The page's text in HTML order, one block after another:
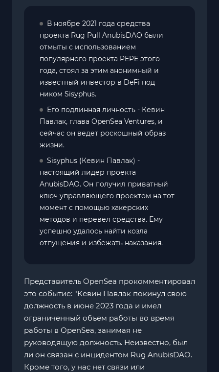
В ноябре 2021 года средства
проекта Rug Pull AnubisDAO были
отмыты с использованием
популярного проекта PEPE этого
года, стоял за этим анонимный и
известный инвестор в DeFi под
ником Sisyphus.
Его подлинная личность - Кевин
Павлак, глава OpenSea Ventures, и
сейчас он ведет роскошный образ
жизни.
Sisyphus (Кевин Павлак) -
настоящий лидер проекта
AnubisDAO. Он получил приватный
ключ управляющего проектом на тот
момент с помощью хакерских
методов и перевел средства. Ему
успешно удалось найти козла
отпущения и избежать наказания.
Представитель OpenSea прокомментировал
это событие: "Кевин Павлак покинул свою
должность в июне 2023 года и имел
ограниченный объем работы во время
работы в OpenSea, занимая не
руководящую должность. Неизвестно, был
ли он связан с инцидентом Rug AnubisDAO.
Кроме того, у нас нет связи или